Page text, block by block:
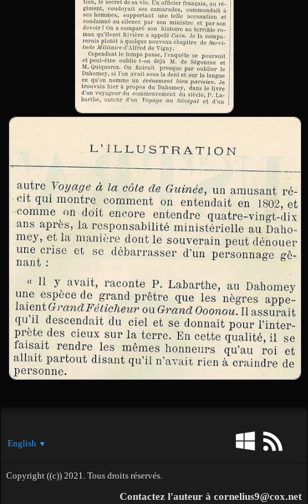
English ▼
Copyright ((c)) 2021. Tous droits réservés.
Contactez l'auteur à cornelius9@cox.net